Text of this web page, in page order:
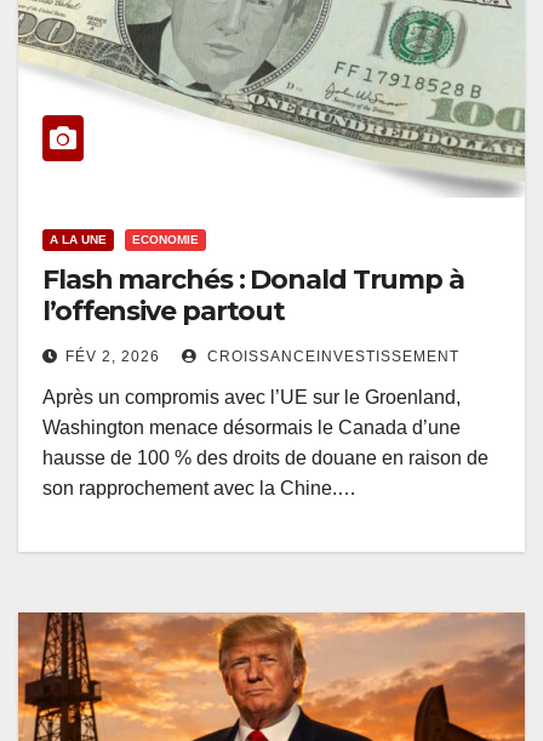
A LA UNE ECONOMIE
Flash marchés : Donald Trump à
l’offensive partout
FÉV 2, 2026 CROISSANCEINVESTISSEMENT
Après un compromis avec l’UE sur le Groenland,
Washington menace désormais le Canada d’une
hausse de 100 % des droits de douane en raison de
son rapprochement avec la Chine.…